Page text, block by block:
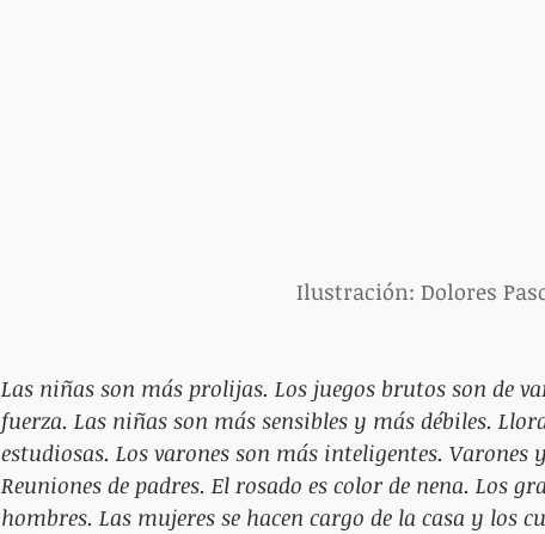
Ilustración: Dolores
Las niñas son más prolijas. Los juegos brutos son de
fuerza. Las niñas son más sensibles y más débiles.
estudiosas. Los varones son más inteligentes.
Reuniones de padres. El rosado es color de nena. Los
hombres. Las mujeres se hacen cargo de la casa y los